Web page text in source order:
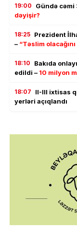
19:00 Gündə
dəyişir?
18:25 Prezident
– “Təslim
18:10
Bakıda
edildi – 10 milyon
18:07
II-III ixtisas
yerləri açıqlandı